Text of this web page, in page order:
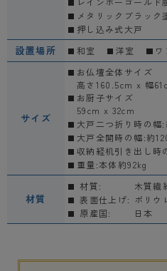
メタリックブラック
押し込み式大戸
設置場所 和室 洋室
サイズ
お仏壇全体サイズ
高さ160.5cm x 幅
お厨子サイズ
59cm x 32cm
大戸二つ折り時の幅
大戸全開時の幅:約
収納経机引き出し時
重量:本体約92kg
材質
材質:
木質繊
表面仕上げ: ポリウ
原産国:
日本